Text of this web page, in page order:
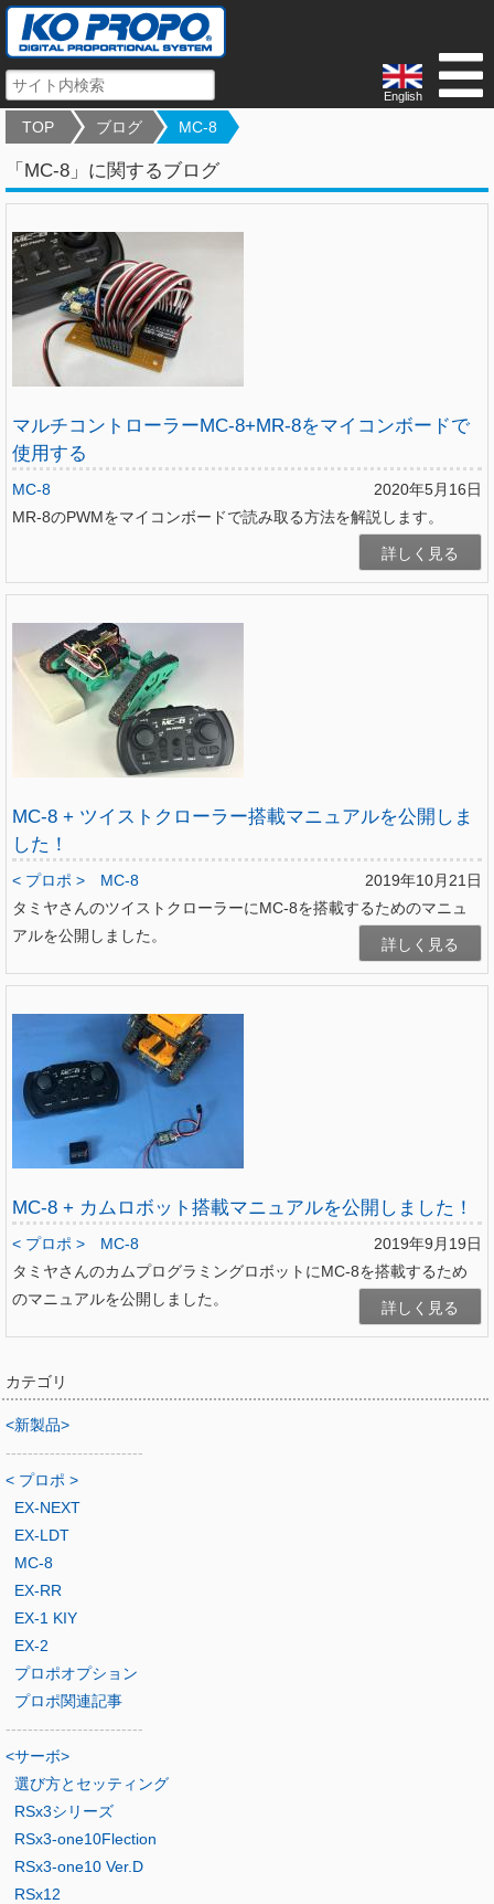
English
TOP ブログ MC-8
「MC-8」に関するブログ
マルチコントローラーMC-8+MR-8をマイコンボードで
使用する
2020年5月16日
MC-8
MR-8のPWMをマイコンボードで読み取る方法を解説します。
詳しく見る
MC-8 + ツイストクローラー搭載マニュアルを公開しま
した！
2019年10月21日
< プロポ >
MC-8
タミヤさんのツイストクローラーにMC-8を搭載するためのマニュ
アルを公開しました。
詳しく見る
MC-8 + カムロボット搭載マニュアルを公開しました！
2019年9月19日
< プロポ >
MC-8
タミヤさんのカムプログラミングロボットにMC-8を搭載するため
のマニュアルを公開しました。
詳しく見る
カテゴリ
<新製品>
-------------------------
< プロポ >
EX-NEXT
EX-LDT
MC-8
EX-RR
EX-1 KIY
EX-2
プロポオプション
プロポ関連記事
-------------------------
<サーボ>
選び方とセッティング
RSx3シリーズ
RSx3-one10Flection
RSx3-one10 Ver.D
RSx12